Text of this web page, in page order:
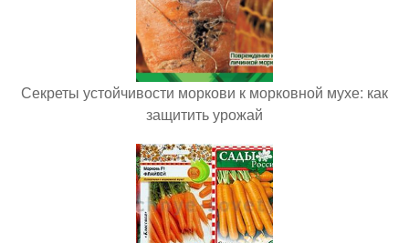
Секреты устойчивости моркови к морковной мухе: как
защитить урожай